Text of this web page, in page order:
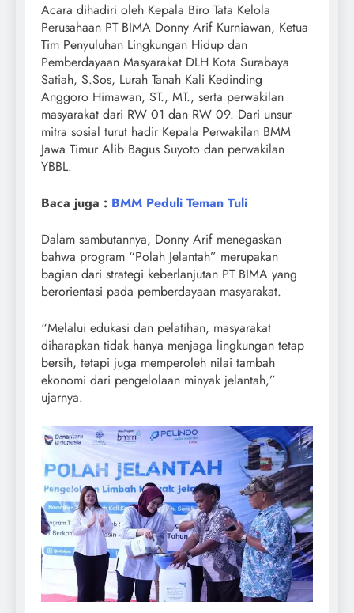
Acara dihadiri oleh Kepala Biro Tata Kelola
Perusahaan PT BIMA Donny Arif Kurniawan, Ketua
Tim Penyuluhan Lingkungan Hidup dan
Pemberdayaan Masyarakat DLH Kota Surabaya
Satiah, S.Sos, Lurah Tanah Kali Kedinding
Anggoro Himawan, ST., MT., serta perwakilan
masyarakat dari RW 01 dan RW 09. Dari unsur
mitra sosial turut hadir Kepala Perwakilan BMM
Jawa Timur Alib Bagus Suyoto dan perwakilan
YBBL.
Baca juga : BMM Peduli Teman Tuli
Dalam sambutannya, Donny Arif menegaskan
bahwa program “Polah Jelantah” merupakan
bagian dari strategi keberlanjutan PT BIMA yang
berorientasi pada pemberdayaan masyarakat.
“Melalui edukasi dan pelatihan, masyarakat
diharapkan tidak hanya menjaga lingkungan tetap
bersih, tetapi juga memperoleh nilai tambah
ekonomi dari pengelolaan minyak jelantah,”
ujarnya.